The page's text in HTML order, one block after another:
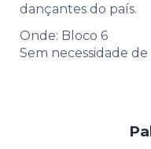
dançantes do país.
Onde: Bloco 6
Sem necessidade de